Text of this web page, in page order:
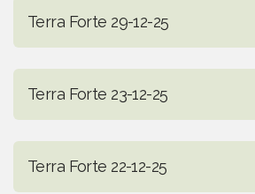
Terra Forte 29-12-25
Terra Forte 23-12-25
Terra Forte 22-12-25